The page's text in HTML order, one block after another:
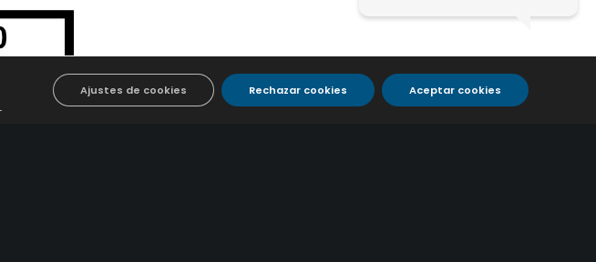
Aceptar cookies
Rechazar cookies
Ajustes de cookies